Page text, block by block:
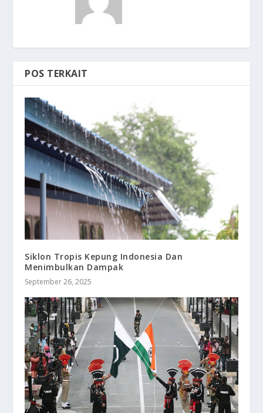
POS TERKAIT
Siklon Tropis Kepung Indonesia Dan
Menimbulkan Dampak
September 26, 2025